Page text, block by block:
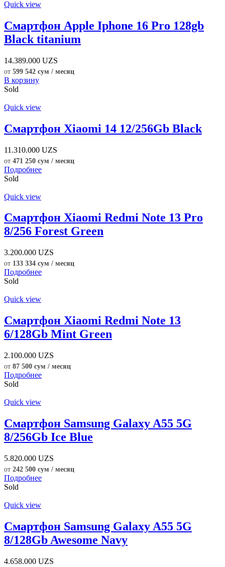
Quick view
Смартфон Apple Iphone 16 Pro 128gb
Black titanium
14.389.000 UZS
от 599 542 сум / месяц
В корзину
Sold
Quick view
Смартфон Xiaomi 14 12/256Gb Black
11.310.000 UZS
от 471 250 сум / месяц
Подробнее
Sold
Quick view
Смартфон Xiaomi Redmi Note 13 Pro
8/256 Forest Green
3.200.000 UZS
от 133 334 сум / месяц
Подробнее
Sold
Quick view
Смартфон Xiaomi Redmi Note 13
6/128Gb Mint Green
2.100.000 UZS
от 87 500 сум / месяц
Подробнее
Sold
Quick view
Смартфон Samsung Galaxy A55 5G
8/256Gb Ice Blue
5.820.000 UZS
от 242 500 сум / месяц
Подробнее
Sold
Quick view
Смартфон Samsung Galaxy A55 5G
8/128Gb Awesome Navy
4.658.000 UZS